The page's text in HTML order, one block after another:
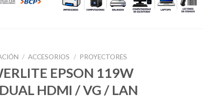
/ ACCESORIOS / PROYECTORES
EPSON 119W
HDMI / VG / LAN